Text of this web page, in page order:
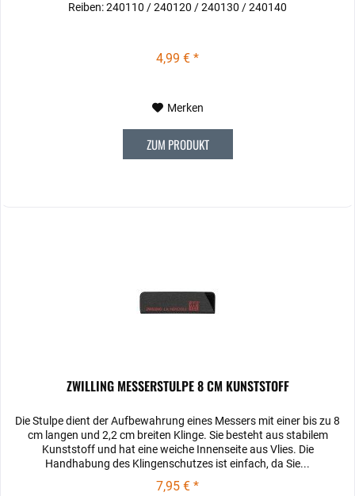
Reiben: 240110 / 240120 / 240130 / 240140
4,99 € *
Merken
ZUM PRODUKT
ZWILLING MESSERSTULPE 8 CM KUNSTSTOFF
Die Stulpe dient der Aufbewahrung eines Messers mit einer bis zu 8
cm langen und 2,2 cm breiten Klinge. Sie besteht aus stabilem
Kunststoff und hat eine weiche Innenseite aus Vlies. Die
Handhabung des Klingenschutzes ist einfach, da Sie...
7,95 € *